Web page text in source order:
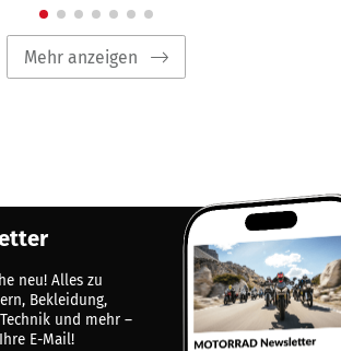
Mehr anzeigen
neu! Alles zu
Bekleidung,
und mehr –
E-Mail!